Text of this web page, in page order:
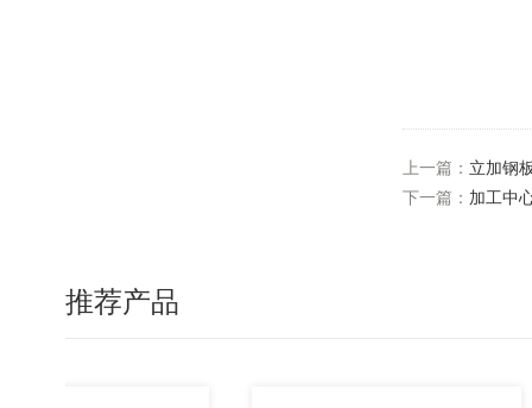
上一篇： 立加钢
下一篇： 加工中
推荐产品